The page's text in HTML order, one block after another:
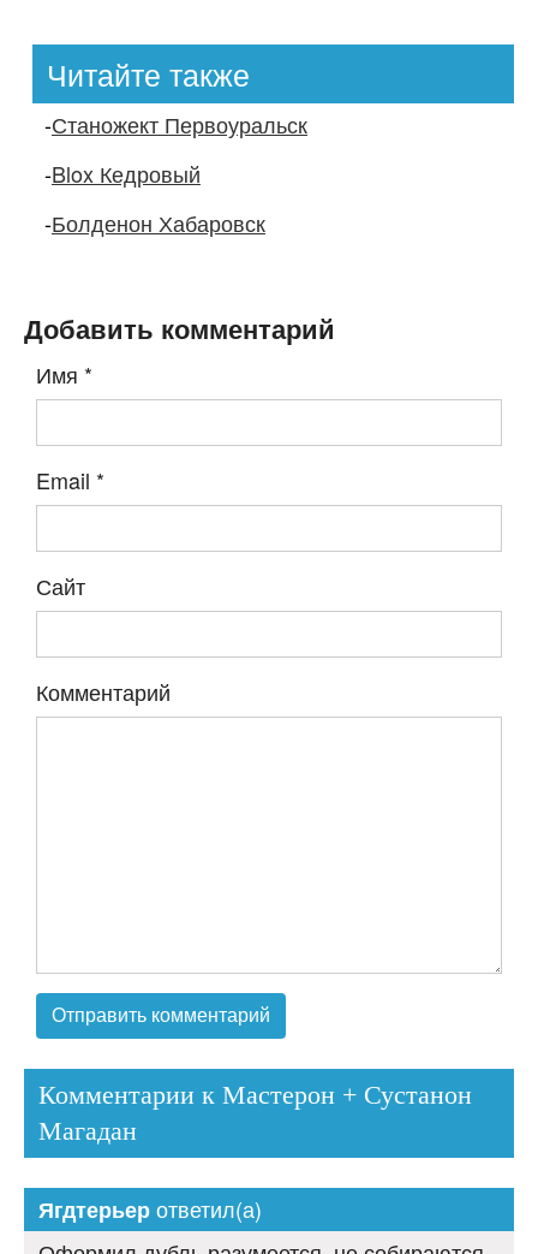
Читайте также
-Станожект Первоуральск
-Blox Кедровый
-Болденон Хабаровск
Добавить комментарий
Имя *
Email *
Сайт
Комментарий
Комментарии к Мастерон + Сустанон
Магадан
Ягдтерьерответил(а)